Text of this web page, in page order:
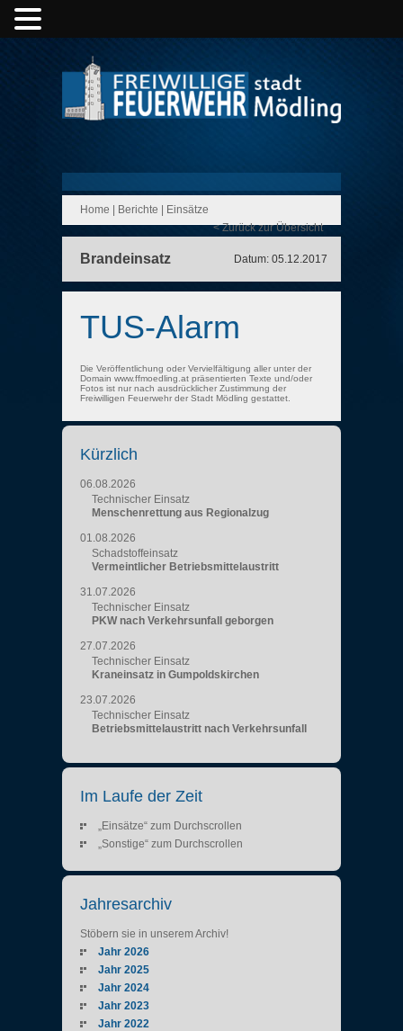
Home Berichte
Einsätze
< Zurück zur Übersicht
Brandeinsatz Datum: 05.12.2017
TUS-Alarm
Die Veröffentlichung oder Vervielfältigung aller unter der
Domain www.ffmoedling.at präsentierten Texte und/oder
Fotos ist nur nach ausdrücklicher Zustimmung der
Freiwilligen Feuerwehr der Stadt Mödling gestattet.
Kürzlich
06.08.2026
Technischer Einsatz
Menschenrettung aus Regionalzug
01.08.2026
Schadstoffeinsatz
Vermeintlicher Betriebsmittelaustritt
31.07.2026
Technischer Einsatz
PKW nach Verkehrsunfall geborgen
27.07.2026
Technischer Einsatz
Kraneinsatz in Gumpoldskirchen
23.07.2026
Technischer Einsatz
Betriebsmittelaustritt nach Verkehrsunfall
Im Laufe der Zeit
„Einsätze“ zum Durchscrollen
„Sonstige“ zum Durchscrollen
Jahresarchiv
Stöbern sie in unserem Archiv!
Jahr 2026
Jahr 2025
Jahr 2024
Jahr 2023
Jahr 2022